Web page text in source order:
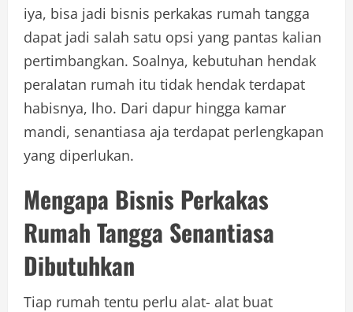
iya, bisa jadi bisnis perkakas rumah tangga
dapat jadi salah satu opsi yang pantas kalian
pertimbangkan. Soalnya, kebutuhan hendak
peralatan rumah itu tidak hendak terdapat
habisnya, lho. Dari dapur hingga kamar
mandi, senantiasa aja terdapat perlengkapan
yang diperlukan.
Mengapa Bisnis Perkakas
Rumah Tangga Senantiasa
Dibutuhkan
Tiap rumah tentu perlu alat- alat buat